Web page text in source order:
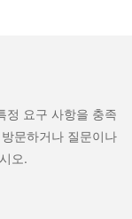
정 요구 사항을 충족
문하거나 질문이나
오.